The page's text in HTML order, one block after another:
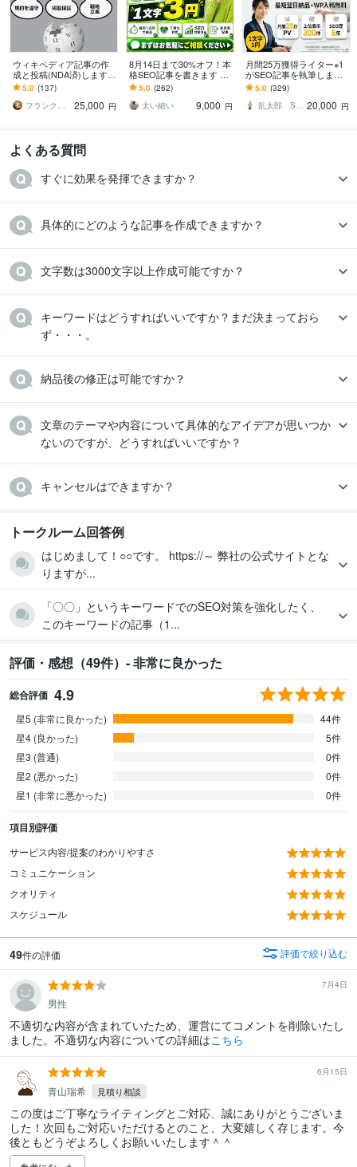
ウィキペディア記事の作
成と投稿(NDA済)します
掲載保証のwikipedia記
事！GEO,LLMO,SEOへ
5.0 (137)
フランクマーケティング_AI時代のマーケ
25,000 円
8月14日まで30%オフ！本
格SEO記事を書きます レ
ビュー高評価5.0！スピー
ディな納品！まとめ割引
あり！
5.0 (262)
太い細い
9,000 円
月間25万獲得ライター※1
がSEO記事を執筆します
1文字1円の低価格！WP入
稿無料！記事数・文字数
自由！
5.0 (329)
乱太郎 SEOライター 20,000 円
よくある質問
すぐに効果を発揮できますか？
具体的にどのような記事を作成できますか？
文字数は3000文字以上作成可能ですか？
キーワードはどうすればいいですか？まだ決まっておら
ず・・・。
納品後の修正は可能ですか？
文章のテーマや内容について具体的なアイデアが思いつか
ないのですが、どうすればいいですか？
キャンセルはできますか？
トークルーム回答例
はじめまして！○○です。 https://～ 弊社の公式サイトとな
りますが...
「〇〇」というキーワードでのSEO対策を強化したく、
このキーワードの記事（1...
評価・感想（49件）- 非常に良かった
総合評価 4.9
星5 (非常に良かった)
44件
星4 (良かった)
5件
星3 (普通)
0件
星2 (悪かった)
0件
星1 (非常に悪かった)
0件
項目別評価
サービス内容/提案のわかりやすさ
コミュニケーション
クオリティ
スケジュール
49件の評価 評価で絞り込む
7月4日
男性
不適切な内容が含まれていたため、運営にてコメントを削除いたし
ました。不適切な内容についての詳細はこちら
6月15日
青山瑞希 見積り相談
この度はご丁寧なライティングとご対応、誠にありがとうございま
した！次回もご対応いただけるとのこと、大変嬉しく存じます。今
後ともどうぞよろしくお願いいたします＾＾